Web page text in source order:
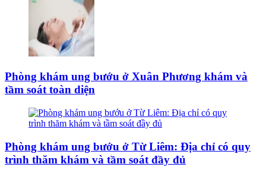
Phòng khám ung bướu ở Xuân Phương khám và
tầm soát toàn diện
Phòng khám ung bướu ở Từ Liêm: Địa chỉ có quy
trình thăm khám và tầm soát đầy đủ